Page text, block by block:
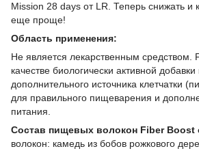
Mission 28 days от LR. Теперь снижать и
еще проще!
Область применения:
Не является лекарственным средством.
качестве биологически активной
дополнительного источника клетчатки
для правильного пищеварения и
питания.
Состав пищевых волокон Fiber Boost
волокон: камедь из бобов рожкового